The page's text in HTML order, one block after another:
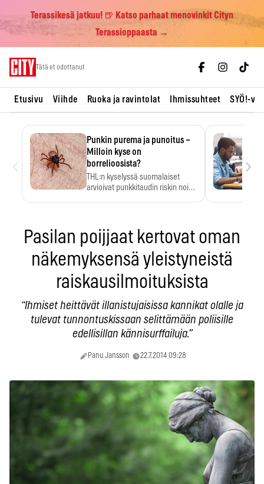
Terassikesä jatkuu! 🍺 Katso parhaat menovinkit Cityn
Terassioppaasta →
Tätä et odottanut
Etusivu Viihde Ruoka ja ravintolat Ihmissuhteet SYÖ!-
Punkin purema ja punoitus –
Milloin kyse on
borrelioosista?
THL:n kyselyssä suomalaiset
arvioivat punkkitaudin riskin noin
›
Pasilan poijjaat kertovat oman
näkemyksensä yleistyneistä
raiskausilmoituksista
“Ihmiset heittävät illanistujaisissa kannikat olalle ja
tulevat tunnontuskissaan selittämään poliisille
edellisillan kännisurffailuja.”
Panu Jansson 22.7.2014 09:28